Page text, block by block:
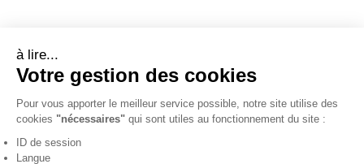
à lire...
Votre gestion des cookies
Pour vous apporter le meilleur service possible, notre site utilise des
cookies "nécessaires" qui sont utiles au fonctionnement du site :
ID de session
Langue